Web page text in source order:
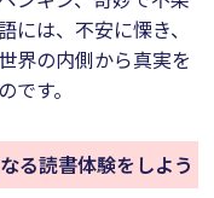
は、不安に慄き、
界の内側から真実を
す。
る読書体験をしよう